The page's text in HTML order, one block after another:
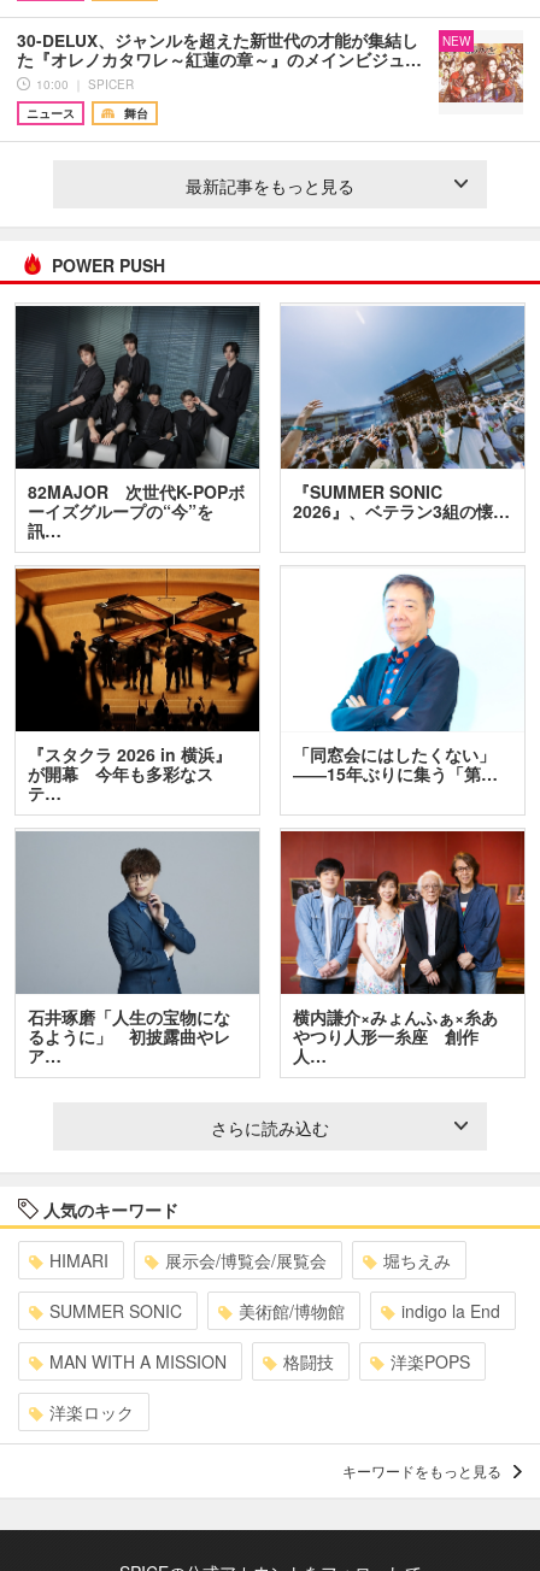
30-DELUX、ジャンルを超えた新世代の才能が集結し
た『オレノカタワレ～紅蓮の章～』のメインビジュ…
10:00 ｜ SPICER
ニュース
舞台
NEW
最新記事をもっと見る
POWER PUSH
82MAJOR 次世代K-POPボ
ーイズグループの“今”を
訊…
『SUMMER SONIC
2026』、ベテラン3組の懐…
『スタクラ 2026 in 横浜』
が開幕 今年も多彩なス
テ…
「同窓会にはしたくない」
――15年ぶりに集う「第…
石井琢磨「人生の宝物にな
るように」 初披露曲やレ
ア…
横内謙介×みょんふぁ×糸あ
やつり人形一糸座 創作
人…
さらに読み込む
人気のキーワード
HIMARI 展示会/博覧会/展覧会 堀ちえみ
SUMMER SONIC 美術館/博物館 indigo la End
MAN WITH A MISSION 格闘技 洋楽POPS
洋楽ロック
キーワードをもっと見る